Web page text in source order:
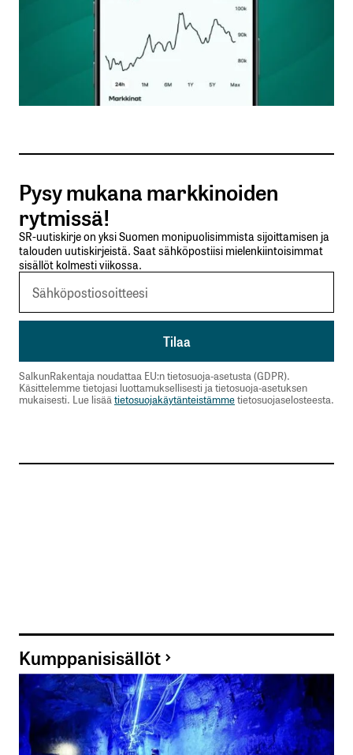
Nimesi tai nimimerkkisi
Sähköpostiosoitteesi
Tilaa SalkunRakentajan uutiskirje
Lähetä kommentti
Pysy mukana markkinoiden
rytmissä!
SR-uutiskirje on yksi Suomen monipuolisimmista sijoittamisen ja
talouden uutiskirjeistä. Saat sähköpostiisi mielenkiintoisimmat
sisällöt kolmesti viikossa.
SalkunRakentaja noudattaa EU:n tietosuoja-asetusta (GDPR).
Käsittelemme tietojasi luottamuksellisesti ja tietosuoja-asetuksen
mukaisesti. Lue lisää tietosuojakäytänteistämmetietosuojaselosteesta.
Kumppanisisällöt